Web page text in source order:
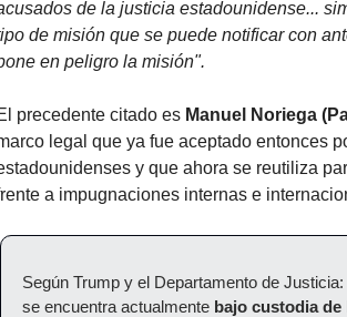
​​de la justicia estadounidense...
de misión que se puede notificar con
en peligro la misión".
precedente citado es Manuel Noriega
legal que ya fue aceptado entonces
y que ahora se reutiliza
a impugnaciones internas e
Según Trump y el Departamento de Justicia:
se encuentra actualmente bajo custodia